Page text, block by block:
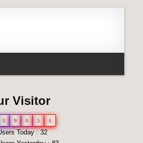
Visitor
5 9 0 5 6
Today : 32